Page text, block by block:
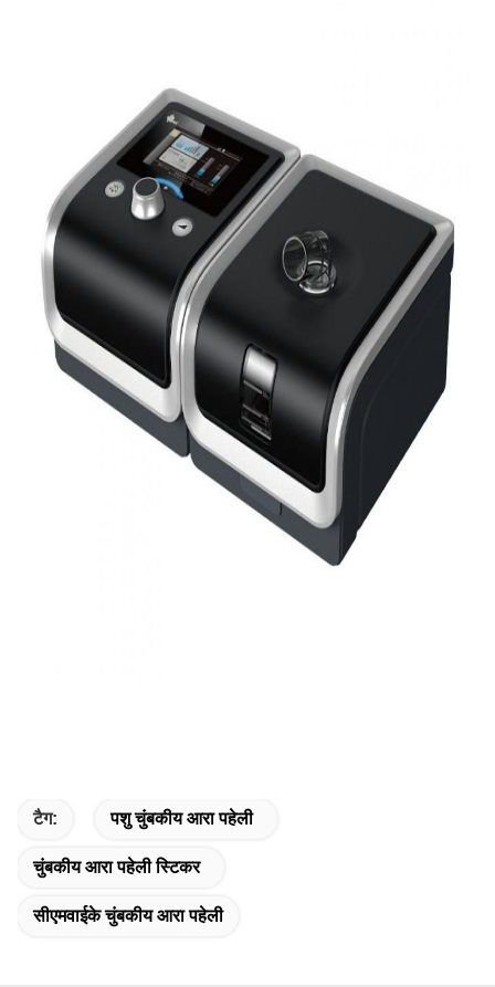
टैग: पशु चुंबकीय आरा पहेली
चुंबकीय आरा पहेली स्टिकर
सीएमवाईके चुंबकीय आरा पहेली